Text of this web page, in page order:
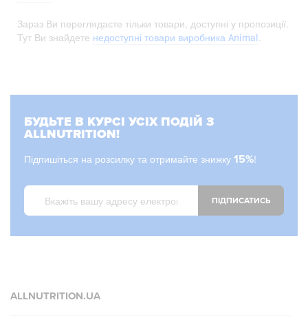
Зараз Ви переглядаєте тільки товари, доступні у пропозиції.
Тут Ви знайдете недоступні товари виробника Animal
БУДЬТЕ В КУРСІ УСІХ ПОДІЙ З
ALLNUTRITION!
Підпишіться на розсилку та отримайте знижку 15%!
ПІДПИСАТИСЬ
ALLNUTRITION.UA